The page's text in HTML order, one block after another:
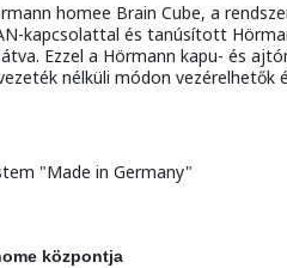
homee Brain Cube, a
kapcsolattal és tanúsított
Ezzel a Hörmann kapu- és
nélküli módon vezérelhetők
"Made in Germany"
központja